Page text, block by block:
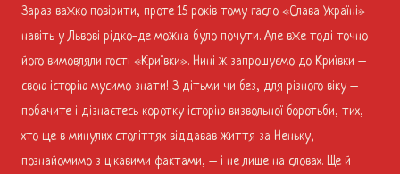
Зараз важко повірити, проте 15 років тому гасло «Слава Україні»
навіть у Львові рідко-де можна було почути. Але вже тоді точно
його вимовляли гості «Криївки». Нині ж запрошуємо до Криївки –
свою історію мусимо знати! З дітьми чи без, для різного віку –
побачите і дізнаєтесь коротку історію визвольної боротьби, тих,
хто ще в минулих століттях віддавав життя за Неньку,
познайомимо з цікавими фактами, – і не лише на словах. Ще й